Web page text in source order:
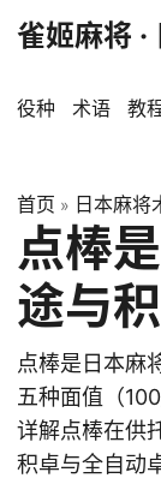
雀姬麻将 ·
役种 术语 教
首页 » 日本麻将
点棒
途与
点棒是日本麻
五种面值（
详解点棒在供
积卓与全自动